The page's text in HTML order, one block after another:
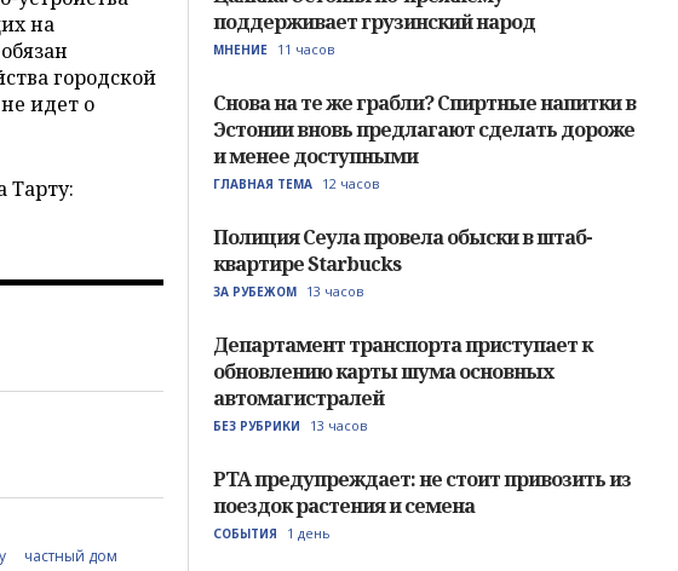
на
городской
идет о
Тарту:
частный дом
поддерживает грузинский народ
МНЕНИЕ 11 часов
Снова на те же грабли? Спиртные напитки в
Эстонии вновь предлагают сделать дороже
и менее доступными
ГЛАВНАЯ ТЕМА 12 часов
Полиция Сеула провела обыски в штаб-
квартире Starbucks
ЗА РУБЕЖОМ 13 часов
Департамент транспорта приступает к
обновлению карты шума основных
автомагистралей
БЕЗ РУБРИКИ 13 часов
PTA предупреждает: не стоит привозить из
поездок растения и семена
СОБЫТИЯ 1 день